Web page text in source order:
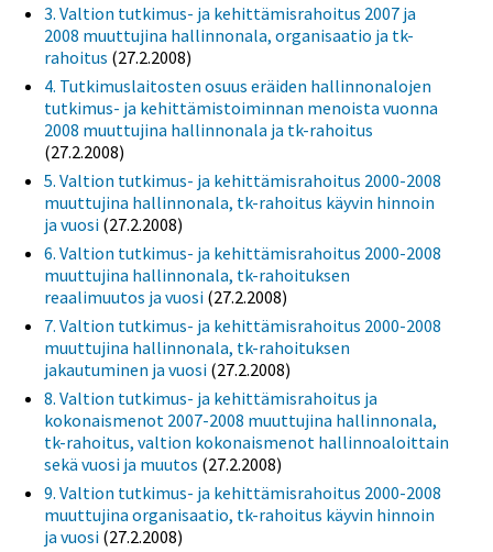
3. Valtion tutkimus- ja kehittämisrahoitus 2007 ja
2008 muuttujina hallinnonala, organisaatio ja tk-
rahoitus (27.2.2008)
4. Tutkimuslaitosten osuus eräiden hallinnonalojen
tutkimus- ja kehittämistoiminnan menoista vuonna
2008 muuttujina hallinnonala ja tk-rahoitus
(27.2.2008)
5. Valtion tutkimus- ja kehittämisrahoitus 2000-2008
muuttujina hallinnonala, tk-rahoitus käyvin hinnoin
ja vuosi (27.2.2008)
6. Valtion tutkimus- ja kehittämisrahoitus 2000-2008
muuttujina hallinnonala, tk-rahoituksen
reaalimuutos ja vuosi (27.2.2008)
7. Valtion tutkimus- ja kehittämisrahoitus 2000-2008
muuttujina hallinnonala, tk-rahoituksen
jakautuminen ja vuosi (27.2.2008)
8. Valtion tutkimus- ja kehittämisrahoitus ja
kokonaismenot 2007-2008 muuttujina hallinnonala,
tk-rahoitus, valtion kokonaismenot hallinnoaloittain
sekä vuosi ja muutos (27.2.2008)
9. Valtion tutkimus- ja kehittämisrahoitus 2000-2008
muuttujina organisaatio, tk-rahoitus käyvin hinnoin
ja vuosi (27.2.2008)